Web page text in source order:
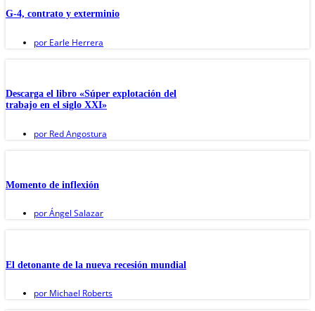
G-4, contrato y exterminio
por Earle Herrera
Descarga el libro «Súper explotación del
trabajo en el siglo XXI»
por Red Angostura
Momento de inflexión
porÁngel Salazar
El detonante de la nueva recesión mundial
por Michael Roberts